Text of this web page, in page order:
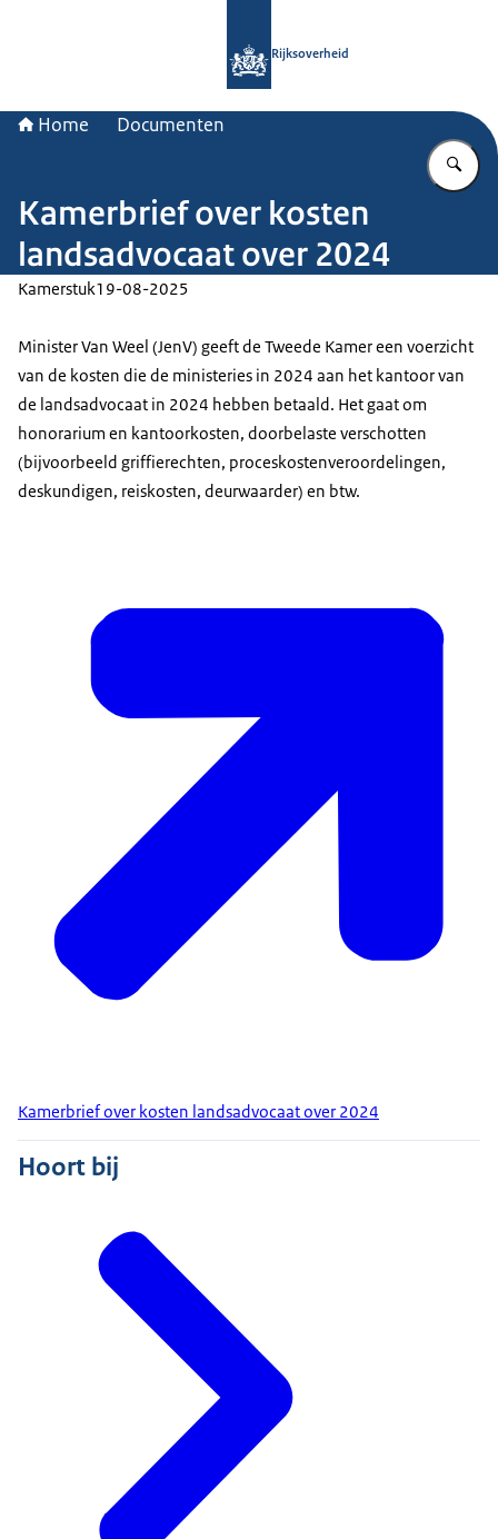
Rijksoverheid
Home Documenten
Kamerbrief over kosten
landsadvocaat over 2024
Kamerstuk19-08-2025
Minister Van Weel (JenV) geeft de Tweede Kamer een voerzicht
van de kosten die de ministeries in 2024 aan het kantoor van
de landsadvocaat in 2024 hebben betaald. Het gaat om
honorarium en kantoorkosten, doorbelaste verschotten
(bijvoorbeeld griffierechten, proceskostenveroordelingen,
deskundigen, reiskosten, deurwaarder) en btw.
Kamerbrief over kosten landsadvocaat over 2024
Hoort bij